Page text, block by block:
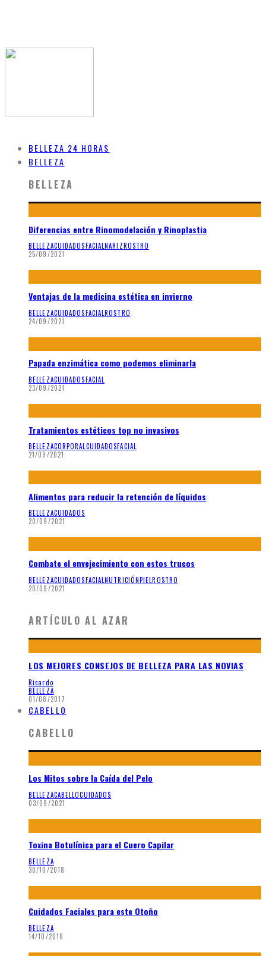
BELLEZA 24 HORAS
BELLEZA
BELLEZA
Diferencias entre Rinomodelación y Rinoplastia
BELLEZACUIDADOSFACIALNARIZROSTRO
25/09/2021
Ventajas de la medicina estética en invierno
BELLEZACUIDADOSFACIALROSTRO
24/09/2021
Papada enzimática como podemos eliminarla
BELLEZACUIDADOSFACIAL
23/09/2021
Tratamientos estéticos top no invasivos
BELLEZACORPORAL CUIDADOSFACIAL
21/09/2021
Alimentos para reducir la retención de líquidos
BELLEZACUIDADOS
20/09/2021
Combate el envejecimiento con estos trucos
BELLEZACUIDADOSFACIALNUTRICIÓNPIELROSTRO
20/09/2021
ARTÍCULO AL AZAR
LOS MEJORES CONSEJOS DE BELLEZA PARA LAS NOVIAS
Ricardo
BELLEZA
01/08/2017
CABELLO
CABELLO
Los Mitos sobre la Caída del Pelo
BELLEZACABELLOCUIDADOS
03/09/2021
Toxina Botulínica para el Cuero Capilar
BELLEZA
30/10/2018
Cuidados Faciales para este Otoño
BELLEZA
14/10/2018